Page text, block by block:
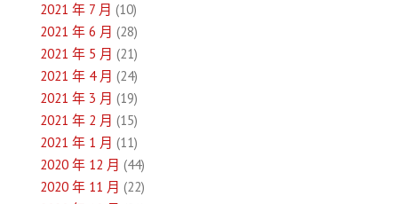
2021 年 7 月 (10)
2021 年 6 月 (28)
2021 年 5 月 (21)
2021 年 4 月 (24)
2021 年 3 月 (19)
2021 年 2 月 (15)
2021 年 1 月 (11)
2020 年 12 月 (44)
2020 年 11 月 (22)